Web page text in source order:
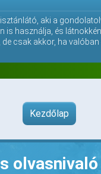
aki a
is használja, és
csak akkor, ha
Kezdőlap